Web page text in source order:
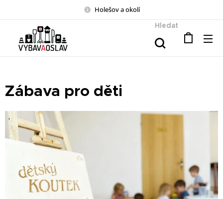
Holešov a okolí
Hledat
Zábava pro děti